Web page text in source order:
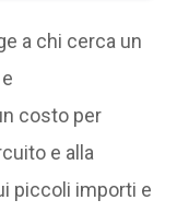
a chi cerca un
costo per
e alla
piccoli importi e